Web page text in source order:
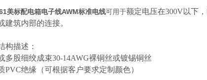
美标配电箱电子线AWM标准电线可用于额定电压在300V以下
建筑内部的连接。
构描述：
多股细绞成束30-14AWG裸铜丝或镀锡铜丝
PVC绝缘（可根据客户要求定制颜色）